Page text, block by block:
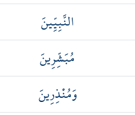
النَّبِيِّينَ
مُبَشِّرِينَ
وَمُنْذِرِينَ